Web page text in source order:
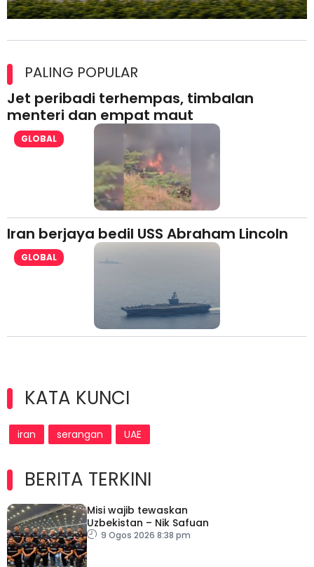
lesen separuh pertama 2026
PALING POPULAR
Jet peribadi terhempas, timbalan
menteri dan empat maut
GLOBAL
Iran berjaya bedil USS Abraham Lincoln
GLOBAL
KATA KUNCI
iran serangan UAE
BERITA TERKINI
Misi wajib tewaskan
Uzbekistan – Nik Safuan
9 Ogos 2026 8:38 pm